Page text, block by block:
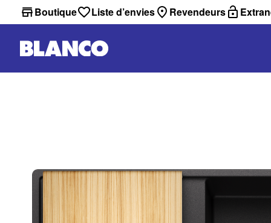
Boutique Liste d’envies Revendeurs